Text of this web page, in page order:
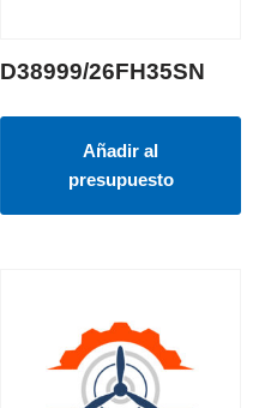
D38999/26FH35SN
Añadir al
presupuesto